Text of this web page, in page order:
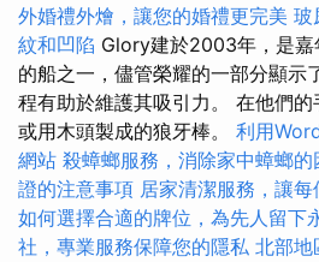
外婚禮外燴，讓您的婚禮更完美 玻
紋和凹陷 Glory建於2003年，是嘉
的船之一，儘管榮耀的一部分顯示
程有助於維護其吸引力。 在他們
或用木頭製成的狼牙棒。 利用
網站 殺蟑螂服務，消除家中蟑螂的
證的注意事項 居家清潔服務，讓
如何選擇合適的牌位，為先人留下
社，專業服務保障您的隱私 北部地